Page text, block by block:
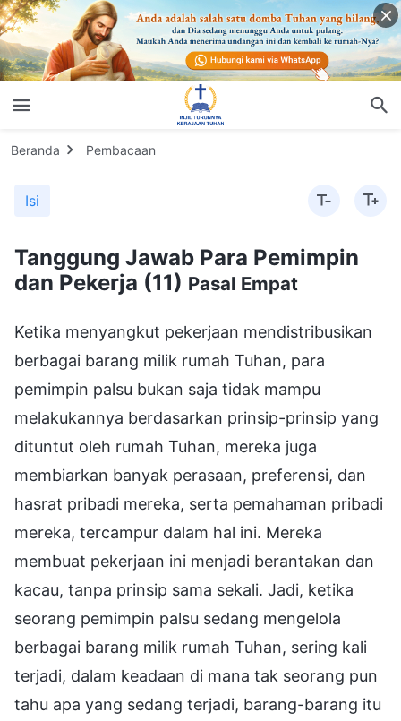
Beranda Pembacaan
Isi
Tanggung Jawab Para Pemimpin
dan Pekerja (11) Pasal Empat
Ketika menyangkut pekerjaan mendistribusikan
berbagai barang milik rumah Tuhan, para
pemimpin palsu bukan saja tidak mampu
melakukannya berdasarkan prinsip-prinsip yang
dituntut oleh rumah Tuhan, mereka juga
membiarkan banyak perasaan, preferensi, dan
hasrat pribadi mereka, serta pemahaman pribadi
mereka, tercampur dalam hal ini. Mereka
membuat pekerjaan ini menjadi berantakan dan
kacau, tanpa prinsip sama sekali. Jadi, ketika
seorang pemimpin palsu sedang mengelola
berbagai barang milik rumah Tuhan, sering kali
terjadi, dalam keadaan di mana tak seorang pun
tahu apa yang sedang terjadi, barang-barang itu